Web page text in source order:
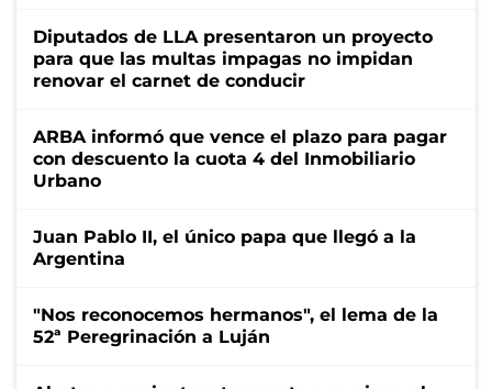
Diputados de LLA presentaron un proyecto
para que las multas impagas no impidan
renovar el carnet de conducir
ARBA informó que vence el plazo para pagar
con descuento la cuota 4 del Inmobiliario
Urbano
Juan Pablo II, el único papa que llegó a la
Argentina
"Nos reconocemos hermanos", el lema de la
52ª Peregrinación a Luján